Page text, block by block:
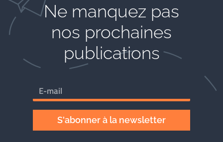
Ne manquez pas
nos prochaines
publications
S'abonner à la newsletter